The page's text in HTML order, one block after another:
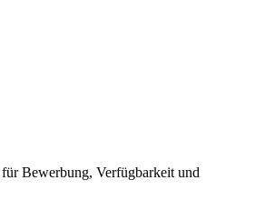
Bewerbung, Verfügbarkeit und